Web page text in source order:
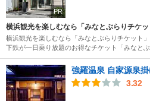
PR
横浜観光を楽しむなら「みなとぶらりチケッ
横浜観光を楽しむなら「みなとぶらりチケット
下鉄が一日乗り放題のお得なチケット「みなと
強羅温泉 自家源泉
3.32